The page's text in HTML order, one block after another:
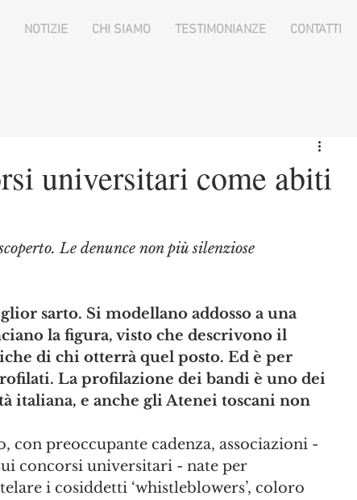
NOTIZIE CHI SIAMO TESTIMONIANZE CONTATTI
universitari come abiti
Le denunce non più silenziose
sarto. Si modellano addosso a una
la figura, visto che descrivono il
di chi otterrà quel posto. Ed è per
La profilazione dei bandi è uno dei
italiana, e anche gli Atenei toscani non
con preoccupante cadenza, associazioni -
concorsi universitari - nate per
i cosiddetti ‘whistleblowers’, coloro